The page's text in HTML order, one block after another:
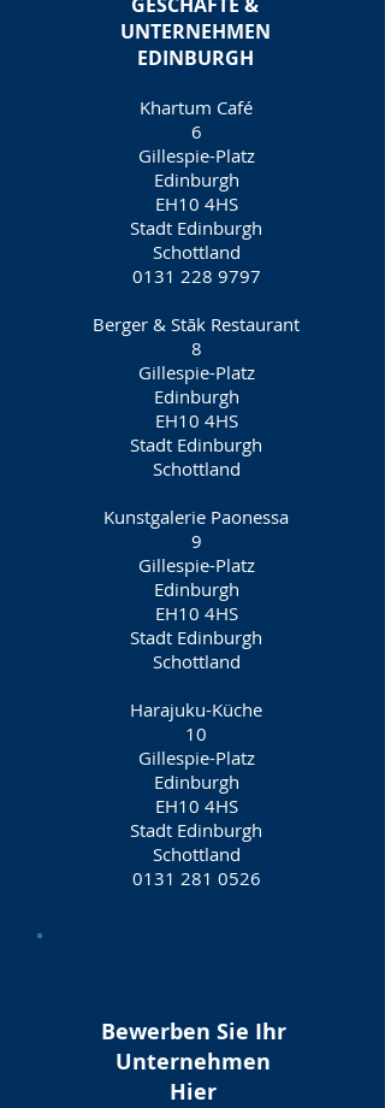
UNTERNEHMEN
EDINBURGH
Khartum Café
6
Gillespie-Platz
Edinburgh
EH10 4HS
Stadt Edinburgh
Schottland
0131 228 9797
Berger & Stāk Restaurant
8
Gillespie-Platz
Edinburgh
EH10 4HS
Stadt Edinburgh
Schottland
Kunstgalerie Paonessa
9
Gillespie-Platz
Edinburgh
EH10 4HS
Stadt Edinburgh
Schottland
Harajuku-Küche
10
Gillespie-Platz
Edinburgh
EH10 4HS
Stadt Edinburgh
Schottland
0131 281 0526
Bewerben Sie Ihr
Unternehmen
Hier